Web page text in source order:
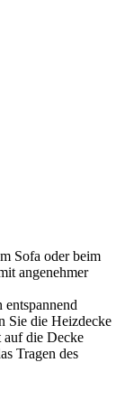
Sofa oder beim
angenehmer
Sie die Heizdecke
auf die Decke
Tragen des